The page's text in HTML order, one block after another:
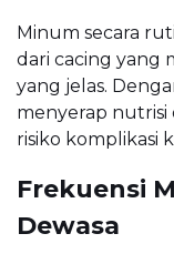
Minum secara
dari cacing yang
yang jelas.
menyerap
risiko komplikasi
Frekuensi
Dewasa